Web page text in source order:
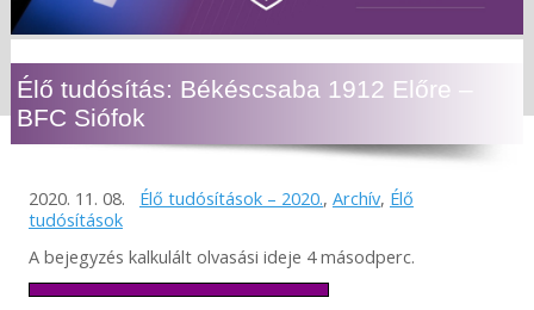
Élő tudósítás: Békéscsaba 1912 Előre –
BFC Siófok
2020. 11. 08. Élő tudósítások – 2020., Archív, Élő
tudósítások
A bejegyzés kalkulált olvasási ideje 4 másodperc.